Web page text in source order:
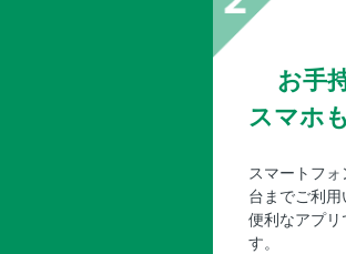
お手
スマホ
スマートフ
台までご利用
便利なアプ
す。